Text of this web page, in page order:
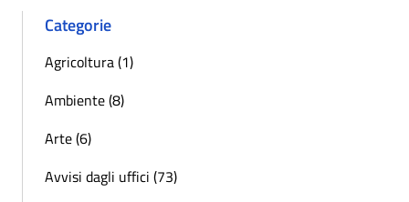
Categorie
Agricoltura (1)
Ambiente (8)
Arte (6)
Avvisi dagli uffici (73)